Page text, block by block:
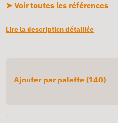
➤ Voir toutes les références
Lire la description détaillée
Ajouter par palette (140)